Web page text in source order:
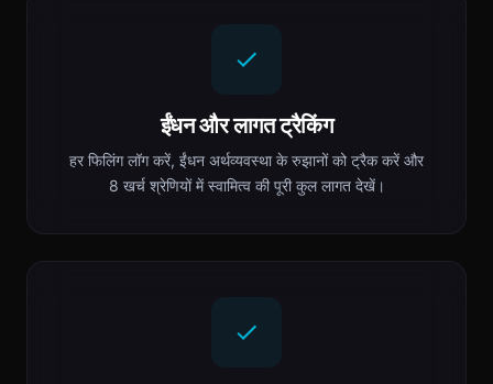
ईंधन और लागत ट्रैकिंग
हर फिलिंग लॉग करें, ईंधन अर्थव्यवस्था के रुझानों को ट्रैक करें और
8 खर्च श्रेणियों में स्वामित्व की पूरी कुल लागत देखें।